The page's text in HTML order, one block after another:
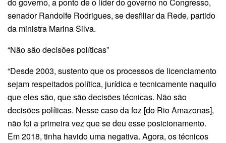
do governo, a ponto de o líder do governo no Congresso,
senador Randolfe Rodrigues, se desfiliar da Rede, partido
da ministra Marina Silva.
“Não são decisões políticas”
“Desde 2003, sustento que os processos de licenciamento
sejam respeitados política, jurídica e tecnicamente naquilo
que eles são, que são decisões técnicas. Não são
decisões políticas. Nesse caso da foz [do Rio Amazonas],
não foi a primeira vez que se deu esse posicionamento.
Em 2018, tinha havido uma negativa. Agora, os técnicos